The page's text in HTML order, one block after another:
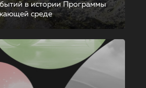
в истории Программы
среде